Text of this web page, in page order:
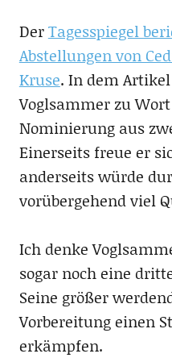
DerTagesspiegel
Abstellungen von
Kruse. In dem
Voglsammer zu
Nominierung aus
Einerseits freue er
anderseits würde
vorübergehend viel
Ich denke
sogar noch eine
Seine größer
Vorbereitung einen
erkämpfen.